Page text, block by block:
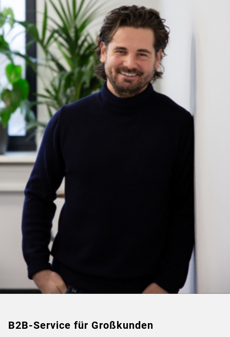
B2B-Service für Großkunden